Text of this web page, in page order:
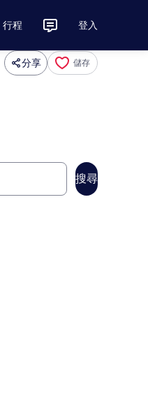
行程 登入
分享 儲存
搜尋